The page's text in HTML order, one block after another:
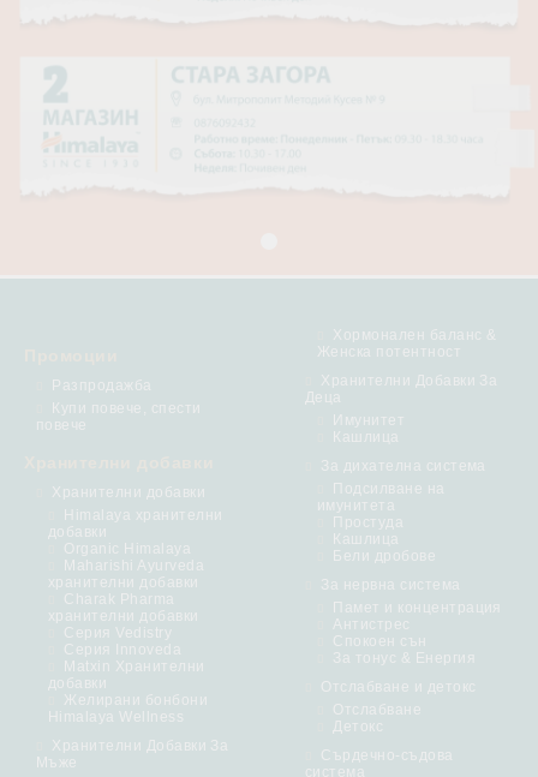
Разпродажба
Купи повече, спести
повече
Хранителни добавки
Himalaya хранителни
добавки
Organic Himalaya
Maharishi Ayurveda
хранителни добавки
Charak Pharma
хранителни добавки
Серия Vedistry
Серия Innoveda
Matxin Хранителни
добавки
Желирани бонбони
Himalaya Wellness
Хранителни Добавки За
Мъже
Хормонален баланс &
Женска потентност
Хранителни Добавки За
Деца
Имунитет
Кашлица
За дихателна система
Подсилване на
имунитета
Простуда
Кашлица
Бели дробове
За нервна система
Памет и концентрация
Антистрес
Спокоен сън
За тонус & Енергия
Отслабване и детокс
Отслабване
Детокс
Сърдечно-съдова
система